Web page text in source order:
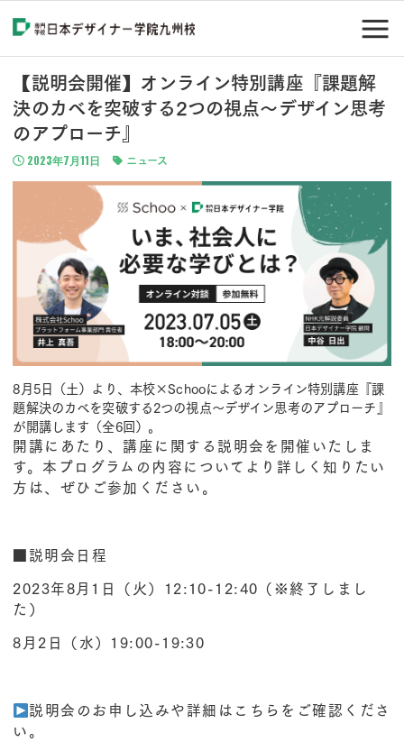
【説明会開催】オンライン特別講座『課題解
決のカベを突破する2つの視点〜デザイン思考
のアプローチ』
2023年7月11日 ニュース
8月5日（土）より、本校×Schooによるオンライン特別講座『課
題解決のカベを突破する2つの視点〜デザイン思考のアプローチ』
が開講します（全6回）。
開講にあたり、講座に関する説明会を開催いたしま
す。本プログラムの内容についてより詳しく知りたい
方は、ぜひご参加ください。
■説明会日程
2023年8月1日（火）12:10-12:40（※終了しまし
た）
8月2日（水）19:00-19:30
説明会のお申し込みや詳細はこちらをご確認くださ
い。